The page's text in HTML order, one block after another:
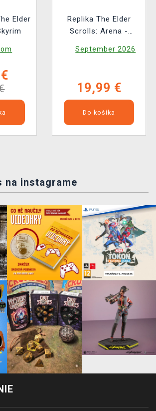
Elder
Replika The Elder
Scrolls: Arena -
(limitovaný)
September 2026
19,99 €
Do košíka
na instagrame